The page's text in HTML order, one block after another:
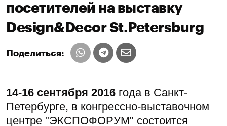
посетителей на выставку
Design&Decor St.Petersburg
Поделиться:
14-16 сентября 2016 года в Cанкт-
Петербурге, в конгрессно-выставочном
центре "ЭКСПОФОРУМ" состоится